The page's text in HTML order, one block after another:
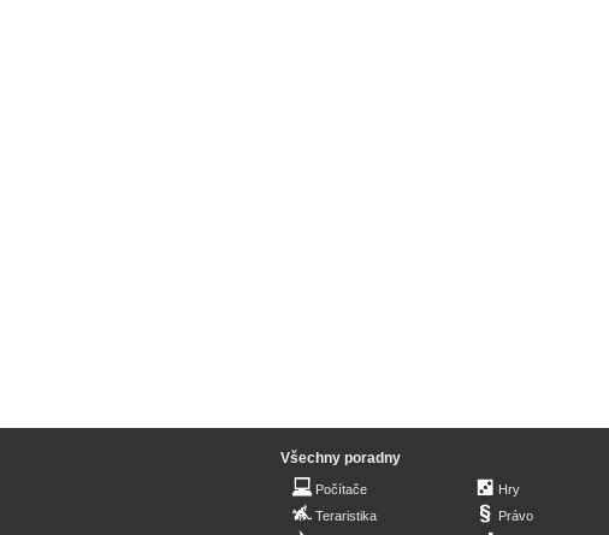
Všechny poradny
Počítače
Teraristika
Hry
Právo